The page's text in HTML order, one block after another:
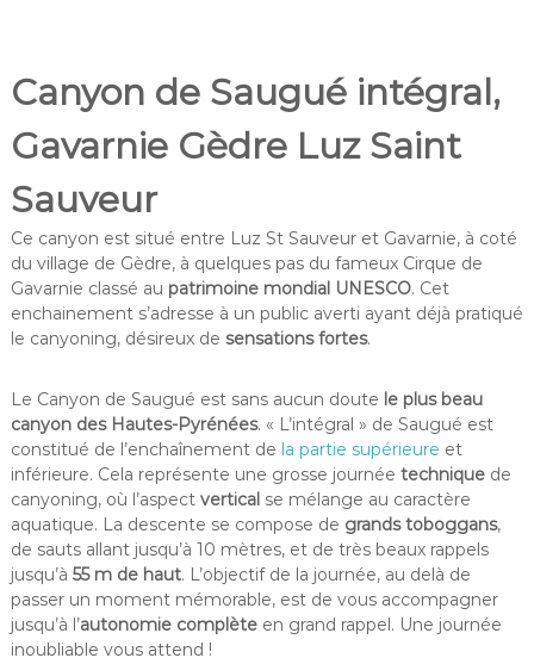
Canyon de Saugué intégral,
Gavarnie Gèdre Luz Saint
Sauveur
Ce canyon est situé entre Luz St Sauveur et Gavarnie, à coté
du village de Gèdre, à quelques pas du fameux Cirque de
Gavarnie classé au patrimoine mondial UNESCO. Cet
enchainement s’adresse à un public averti ayant déjà pratiqué
le canyoning, désireux de sensations fortes.
Le Canyon de Saugué est sans aucun doute le plus beau
canyon des Hautes-Pyrénées. « L’intégral » de Saugué est
constitué de l’enchaînement de la partie supérieure et
inférieure. Cela représente une grosse journée techniquede
canyoning, où l’aspect verticalse mélange au caractère
aquatique. La descente se compose de grands toboggans,
de sauts allant jusqu’à 10 mètres, et de très beaux rappels
jusqu’à 55 m de haut. L’objectif de la journée, au delà de
passer un moment mémorable, est de vous accompagner
jusqu’à l’autonomie complèteen grand rappel. Une journée
inoubliable vous attend !